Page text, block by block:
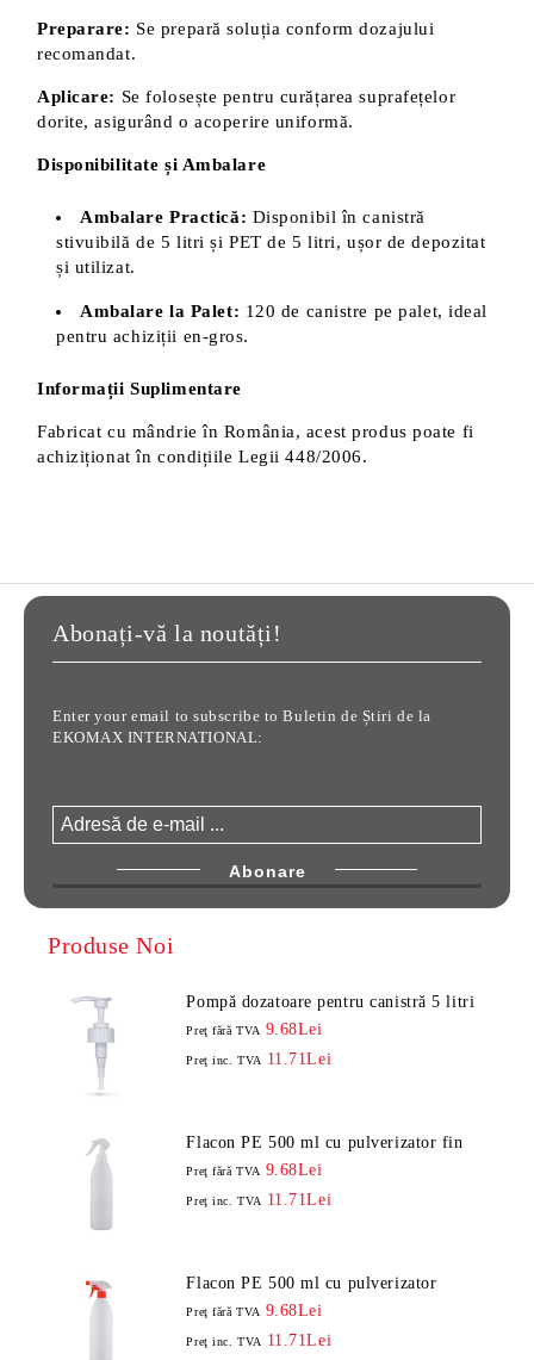
Preparare: Se prepară soluția conform dozajului
recomandat.
Aplicare: Se folosește pentru curățarea suprafețelor
dorite, asigurând o acoperire uniformă.
Disponibilitate și Ambalare
Ambalare Practică: Disponibil în canistră
stivuibilă de 5 litri și PET de 5 litri, ușor de depozitat
și utilizat.
Ambalare la Palet: 120 de canistre pe palet, ideal
pentru achiziții en-gros.
Informații Suplimentare
Fabricat cu mândrie în România, acest produs poate fi
achiziționat în condițiile Legii 448/2006.
Abonați-vă la noutăți!
Enter your email to subscribe to Buletin de Știri de la
EKOMAX INTERNATIONAL:
Produse Noi
Pompă dozatoare pentru canistră 5 litri
Preţ fără TVA 9.68Lei
Preţ inc. TVA 11.71Lei
Flacon PE 500 ml cu pulverizator fin
Preţ fără TVA 9.68Lei
Preţ inc. TVA 11.71Lei
Flacon PE 500 ml cu pulverizator
Preţ fără TVA 9.68Lei
Preţ inc. TVA 11.71Lei